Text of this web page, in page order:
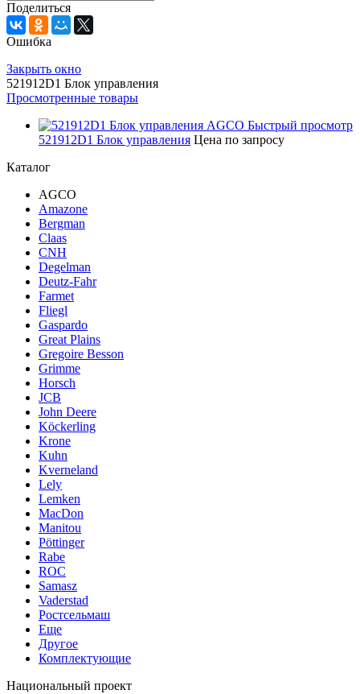
Поделиться
Ошибка
Закрыть окно
521912D1 Блок управления
Просмотренные товары
Быстрый просмотр
521912D1 Блок управления Цена по запросу
Каталог
AGCO
Amazone
Bergman
Claas
CNH
Degelman
Deutz-Fahr
Farmet
Fliegl
Gaspardo
Great Plains
Gregoire Besson
Grimme
Horsch
JCB
John Deere
Köckerling
Krone
Kuhn
Kverneland
Lely
Lemken
MacDon
Manitou
Pöttinger
Rabe
ROC
Samasz
Vaderstad
Ростсельмаш
Еще
Другое
Комплектующие
Национальный проект